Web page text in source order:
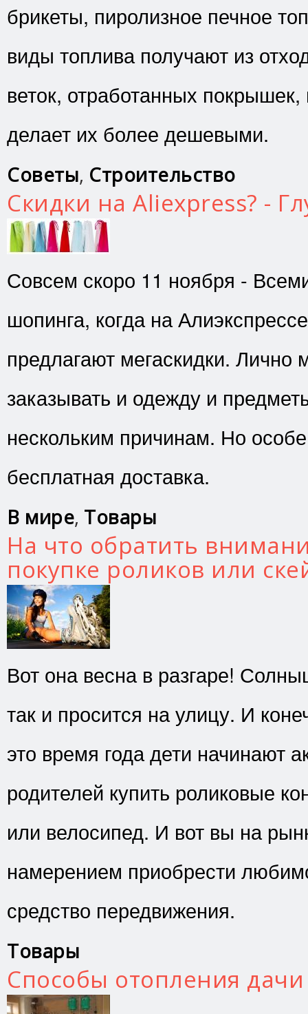
брикеты, пиролизное печное
виды топлива получают из
веток, отработанных
делает их более дешевыми.
Советы, Строительство
Скидки на Aliexpress? -
Совсем скоро 11 ноября -
шопинга, когда на
предлагают мегаскидки. Лично
заказывать и одежду и
нескольким причинам. Но
бесплатная доставка.
В мире, Товары
На что обратить
покупке роликов или
Вот она весна в разгаре!
так и просится на улицу. И
это время года дети начинают
родителей купить роликовые
или велосипед. И вот вы на
намерением приобрести
средство передвижения.
Товары
Способы отопления